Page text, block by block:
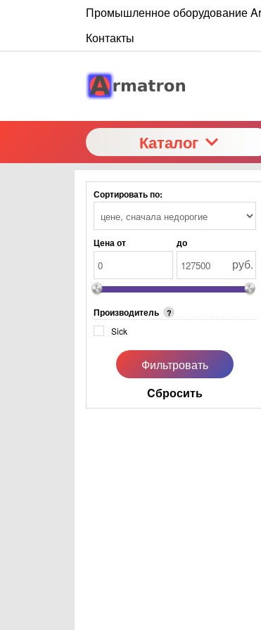
Промышленное оборудование
Контакты
Каталог
Сортировать по:
Цена от до
руб.
Производитель ?
Sick
Cбросить